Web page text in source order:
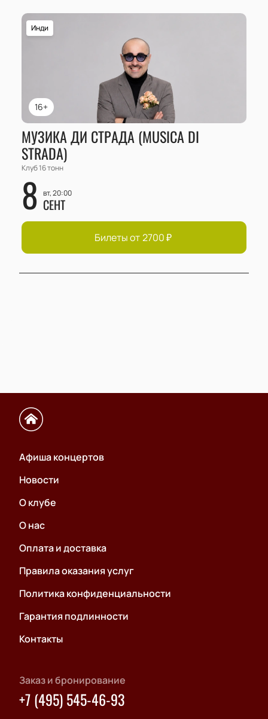
16+
Инди
МУЗИКА ДИ СТРАДА (MUSICA DI
STRADA)
Клуб 16 тонн
8 вт, 20:00
СЕНТ
Билеты от 2700₽
Афиша концертов
Новости
О клубе
О нас
Оплата и доставка
Правила оказания услуг
Политика конфиденциальности
Гарантия подлинности
Контакты
Заказ и бронирование
+7 (495) 545-46-93